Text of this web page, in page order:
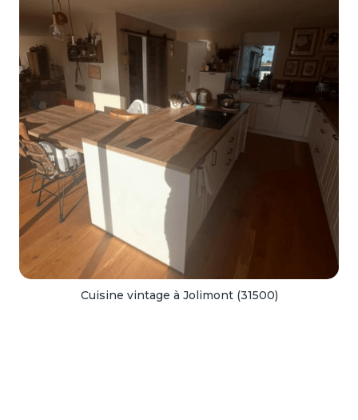
Cuisine vintage à Jolimont (31500)